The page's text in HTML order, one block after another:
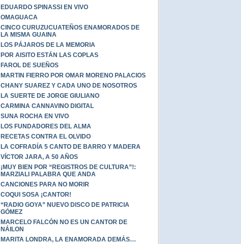
EDUARDO SPINASSI EN VIVO
OMAGUACA
CINCO CURUZUCUATEÑOS ENAMORADOS DE
LA MISMA GUAINA
LOS PÁJAROS DE LA MEMORIA
POR AISITO ESTÁN LAS COPLAS
FAROL DE SUEÑOS
MARTIN FIERRO POR OMAR MORENO PALACIOS
CHANY SUAREZ Y CADA UNO DE NOSOTROS
LA SUERTE DE JORGE GIULIANO
CARMINA CANNAVINO DIGITAL
SUNA ROCHA EN VIVO
LOS FUNDADORES DEL ALMA
RECETAS CONTRA EL OLVIDO
LA COFRADÍA 5 CANTO DE BARRO Y MADERA
VÍCTOR JARA, A 50 AÑOS
¡MUY BIEN POR “REGISTROS DE CULTURA”!:
MARZIALI PALABRA QUE ANDA
CANCIONES PARA NO MORIR
COQUI SOSA ¡CANTOR!
“RADIO GOYA” NUEVO DISCO DE PATRICIA
GÓMEZ
MARCELO FALCÓN NO ES UN CANTOR DE
NÁILON
MARITA LONDRA, LA ENAMORADA DEMÁS…